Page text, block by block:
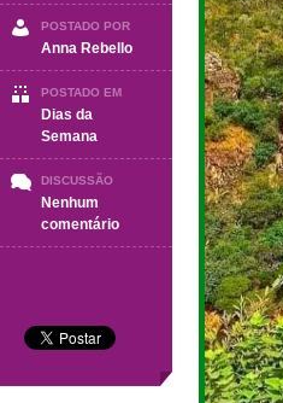
POSTADO POR
Anna Rebello
POSTADO EM
Dias da
Semana
DISCUSSÃO
Nenhum
comentárioem
BOA